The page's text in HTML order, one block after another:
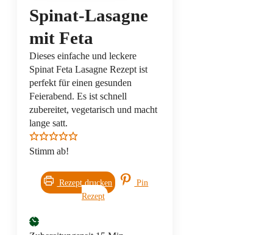
Spinat-Lasagne
mit Feta
Dieses einfache und leckere
Spinat Feta Lasagne Rezept ist
perfekt für einen gesunden
Feierabend. Es ist schnell
zubereitet, vegetarisch und macht
lange satt.
Stimm ab!
Rezept drucken
Pin
Rezept